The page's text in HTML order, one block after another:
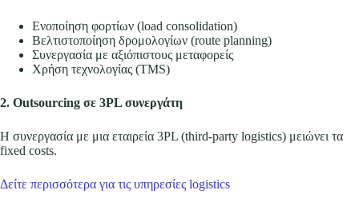
Ενοποίηση φορτίων (load consolidation)
Βελτιστοποίηση δρομολογίων (route planning)
Συνεργασία με αξιόπιστους μεταφορείς
Χρήση τεχνολογίας (TMS)
2. Outsourcing σε 3PL συνεργάτη
Η συνεργασία με μια εταιρεία 3PL (third-party logistics) μειώνει τα
fixed costs.
Δείτε περισσότερα για τις υπηρεσίες logistics